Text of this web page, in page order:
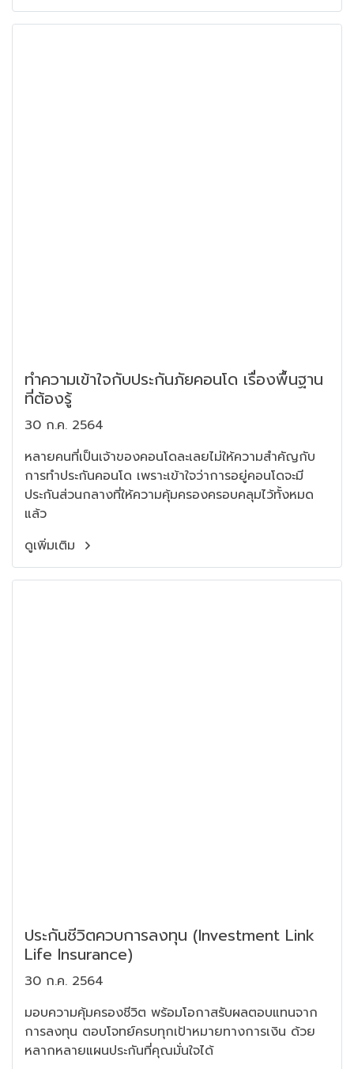
ทำความเข้าใจกับประกันภัยคอนโด เรื่องพื้นฐาน
ที่ต้องรู้
30 ก.ค. 2564
หลายคนที่เป็นเจ้าของคอนโดละเลยไม่ให้ความสำคัญกับ
การทำประกันคอนโด เพราะเข้าใจว่าการอยู่คอนโดจะมี
ประกันส่วนกลางที่ให้ความคุ้มครองครอบคลุมไว้ทั้งหมด
แล้ว
ดูเพิ่มเติม
ประกันชีวิตควบการลงทุน (Investment Link
Life Insurance)
30 ก.ค. 2564
มอบความคุ้มครองชีวิต พร้อมโอกาสรับผลตอบแทนจาก
การลงทุน ตอบโจทย์ครบทุกเป้าหมายทางการเงิน ด้วย
หลากหลายแผนประกันที่คุณมั่นใจได้